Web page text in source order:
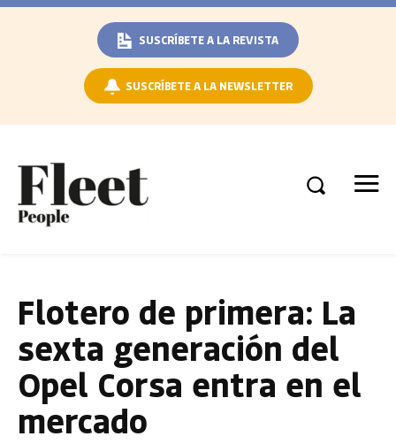
SUSCRÍBETE A LA REVISTA
SUSCRÍBETE A LA NEWSLETTER
Flotero de primera: La
sexta generación del
Opel Corsa entra en el
mercado